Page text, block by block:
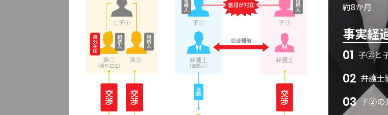
約8か月
事実経
01 子②と
02 弁護士
03 子②の